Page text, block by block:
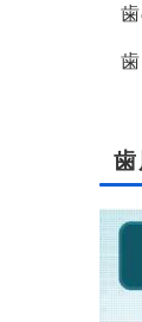
歯
歯
歯